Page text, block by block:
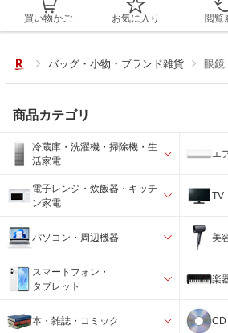
買い物かご お気に入り 閲覧
バッグ・小物・ブランド雑貨 眼鏡
商品カテゴリ
冷蔵庫・洗濯機・掃除機・生
活家電
エ
電子レンジ・炊飯器・キッチ
ン家電
TV
パソコン・周辺機器 美
スマートフォン・
タブレット
楽
本・雑誌・コミック CD